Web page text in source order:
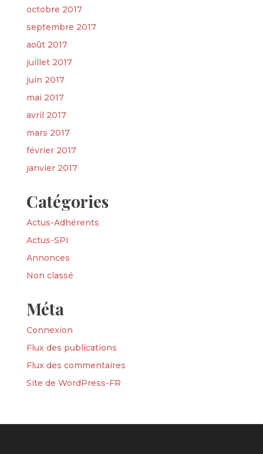
octobre 2017
septembre 2017
août 2017
juillet 2017
juin 2017
mai 2017
avril 2017
mars 2017
février 2017
janvier 2017
Catégories
Actus-Adhérents
Actus-SPI
Annonces
Non classé
Méta
Connexion
Flux des publications
Flux des commentaires
Site de WordPress-FR